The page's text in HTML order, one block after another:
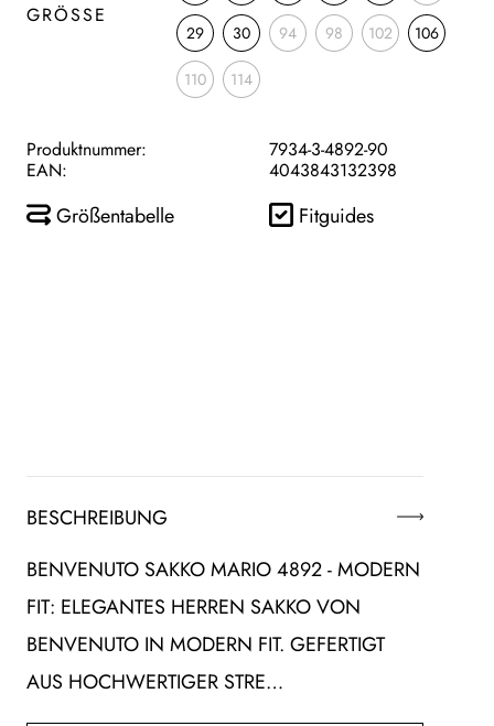
GRÖSSE
29 30 94 98 102 106
110 114
Produktnummer:
7934-3-4892-90
EAN:
4043843132398
Größentabelle Fitguides
BESCHREIBUNG
BENVENUTO SAKKO MARIO 4892 - MODERN
FIT: ELEGANTES HERREN SAKKO VON
BENVENUTO IN MODERN FIT. GEFERTIGT
AUS HOCHWERTIGER STRE…